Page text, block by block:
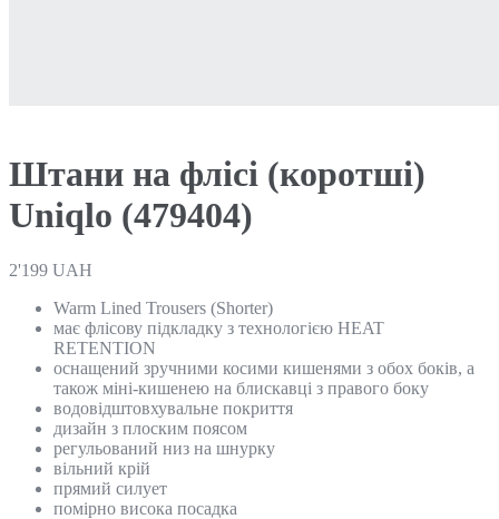
Штани на флісі (коротші)
Uniqlo (479404)
2'199 UAH
Warm Lined Trousers (Shorter)
має флісову підкладку з технологією HEAT
RETENTION
оснащений зручними косими кишенями з обох боків, а
також міні-кишенею на блискавці з правого боку
водовідштовхувальне покриття
дизайн з плоским поясом
регульований низ на шнурку
вільний крій
прямий силует
помірно висока посадка